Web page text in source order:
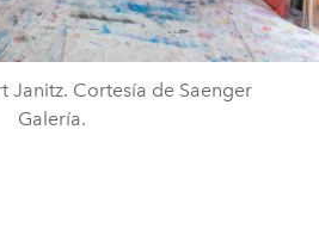
Janitz. Cortesía de Saenger
Galería.